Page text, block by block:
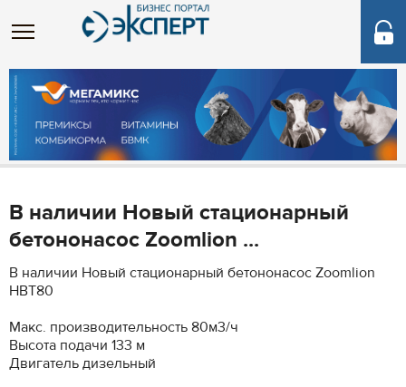
В наличии Новый стационарный
бетононасос Zoomlion ...
В наличии Новый стационарный бетононасос Zoomlion
HBT80
Макс. производительность 80м3/ч
Высота подачи 133 м
Двигатель дизельный